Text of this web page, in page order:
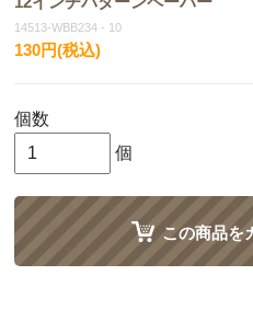
14513-WBB234 - 10
130円(税込)
個数
個
この商品を